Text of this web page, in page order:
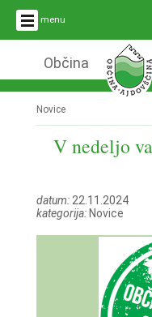
menu
Občina
Novice
V nedeljo
datum:22.11.2024
kategorija:Novice